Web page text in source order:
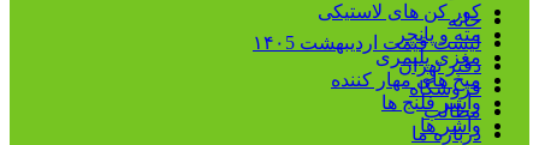
کور کن های لاستیکی
مته و پانچر
مغزی پلیمری
میخ های مهار کننده
واشر فلنج ها
واشر ها
خانه
لیست قیمت اردیبهشت ۱۴۰5
دفتر تهران
فروشگاه
مطالب
درباره ما